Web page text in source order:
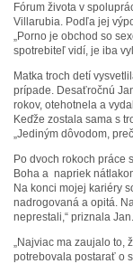
Fórum života v
Villarubia. Podľa jej
„Porno je obchod so
spotrebiteľ vidí, je iba
Matka troch detí
prípade. Desaťročnú
rokov, otehotnela a
Keďže zostala sama s
„Jediným dôvodom,
Po dvoch rokoch práce
Boha a napriek
Na konci mojej kariéry
nadrogovaná a opitá.
neprestali,“ priznala Jan.
„Najviac ma zaujalo to,
potrebovala postarať o